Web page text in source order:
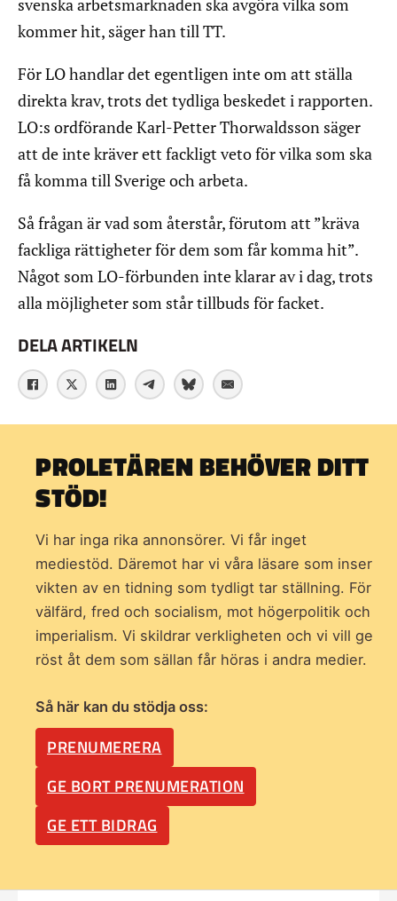
svenska arbetsmarknaden ska avgöra vilka som
kommer hit, säger han till TT.
För LO handlar det egentligen inte om att ställa
direkta krav, trots det tydliga beskedet i rapporten.
LO:s ordförande Karl-Petter Thorwaldsson säger
att de inte kräver ett fackligt veto för vilka som ska
få komma till Sverige och arbeta.
Så frågan är vad som återstår, förutom att ”kräva
fackliga rättigheter för dem som får komma hit”.
Något som LO-förbunden inte klarar av i dag, trots
alla möjligheter som står tillbuds för facket.
DELA ARTIKELN
PROLETÄREN BEHÖVER DITT
STÖD!
Vi har inga rika annonsörer. Vi får inget
mediestöd. Däremot har vi våra läsare som inser
vikten av en tidning som tydligt tar ställning. För
välfärd, fred och socialism, mot högerpolitik och
imperialism. Vi skildrar verkligheten och vi vill ge
röst åt dem som sällan får höras i andra medier.
Så här kan du stödja oss:
PRENUMERERA
GE BORT PRENUMERATION
GE ETT BIDRAG